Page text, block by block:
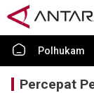
Polhukam
Percepat